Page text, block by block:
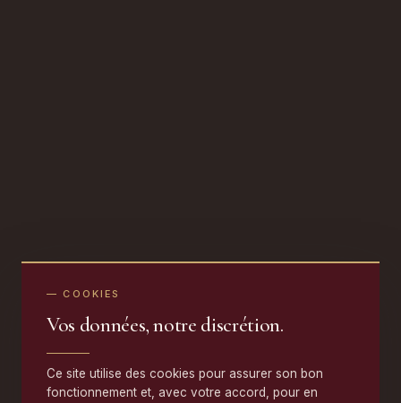
— COOKIES
Vos données, notre discrétion.
Ce site utilise des cookies pour assurer son bon
fonctionnement et, avec votre accord, pour en